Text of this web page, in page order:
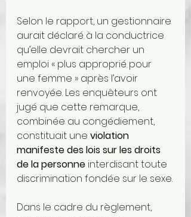
Selon le rapport, un gestionnaire
aurait déclaré à la conductrice
qu’elle devrait chercher un
emploi « plus approprié pour
une femme » après l’avoir
renvoyée. Les enquêteurs ont
jugé que cette remarque,
combinée au congédiement,
constituait une violation
manifeste des lois sur les droits
de la personne interdisant toute
discrimination fondée sur le sexe.
Dans le cadre du règlement,